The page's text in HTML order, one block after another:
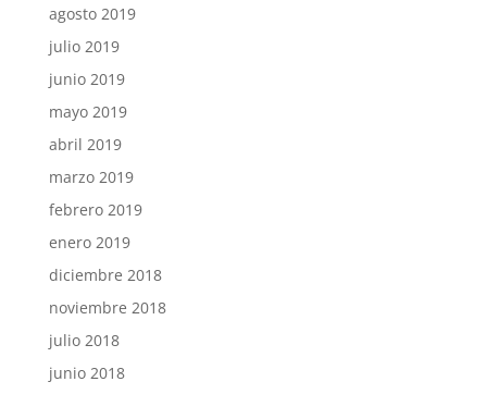
agosto 2019
julio 2019
junio 2019
mayo 2019
abril 2019
marzo 2019
febrero 2019
enero 2019
diciembre 2018
noviembre 2018
julio 2018
junio 2018